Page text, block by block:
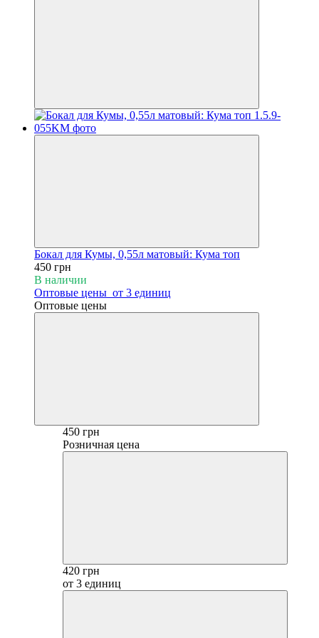
Бокал для Кумы, 0,55л матовый: Кума топ
450 грн
В наличии
Оптовые цены от 3 единиц
Оптовые цены
450 грн
Розничная цена
420 грн
от 3 единиц